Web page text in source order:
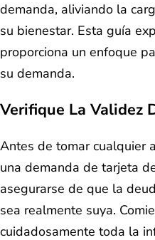
demanda, aliviando la
su bienestar. Esta guía
proporciona un enfoque
su demanda.
Verifique La Validez
Antes de tomar cualquier
una demanda de tarjeta
asegurarse de que la
sea realmente suya.
cuidadosamente toda la